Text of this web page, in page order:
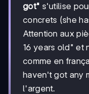
got" s'utilise
concrets (she
Attention aux
16 years old" et
comme en
haven't got any
l'argent.